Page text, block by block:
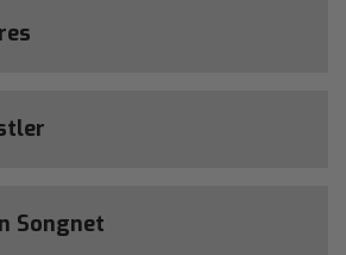
Songnet